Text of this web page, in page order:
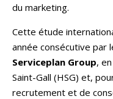
du marketing.
Cette étude
année consécutive par
Serviceplan Group,
Saint-Gall (HSG) et,
recrutement et de